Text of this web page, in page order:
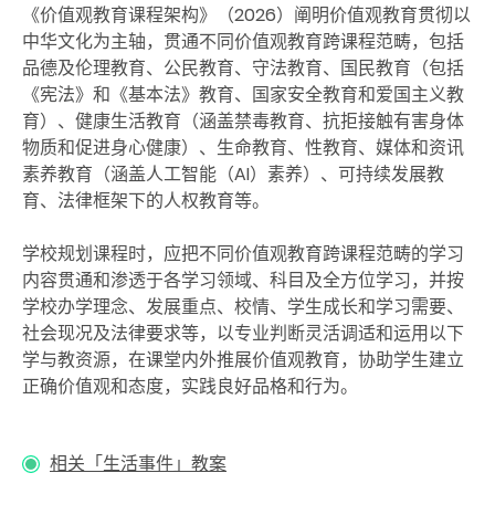
《价值观教育课程架构》（2026）阐明价值观教育贯彻以
中华文化为主轴，贯通不同价值观教育跨课程范畴，包括
品德及伦理教育、公民教育、守法教育、国民教育（包括
《宪法》和《基本法》教育、国家安全教育和爱国主义教
育）、健康生活教育（涵盖禁毒教育、抗拒接触有害身体
物质和促进身心健康）、生命教育、性教育、媒体和资讯
素养教育（涵盖人工智能（AI）素养）、可持续发展教
育、法律框架下的人权教育等。
学校规划课程时，应把不同价值观教育跨课程范畴的学习
内容贯通和渗透于各学习领域、科目及全方位学习，并按
学校办学理念、发展重点、校情、学生成长和学习需要、
社会现况及法律要求等，以专业判断灵活调适和运用以下
学与教资源，在课堂内外推展价值观教育，协助学生建立
正确价值观和态度，实践良好品格和行为。
相关「生活事件」教案